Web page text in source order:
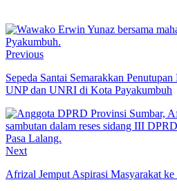
Previous
Sepeda Santai Semarakkan
UNP dan UNRI di Kota Payakumbuh
Next
Afrizal Jemput Aspirasi Masyarakat ke